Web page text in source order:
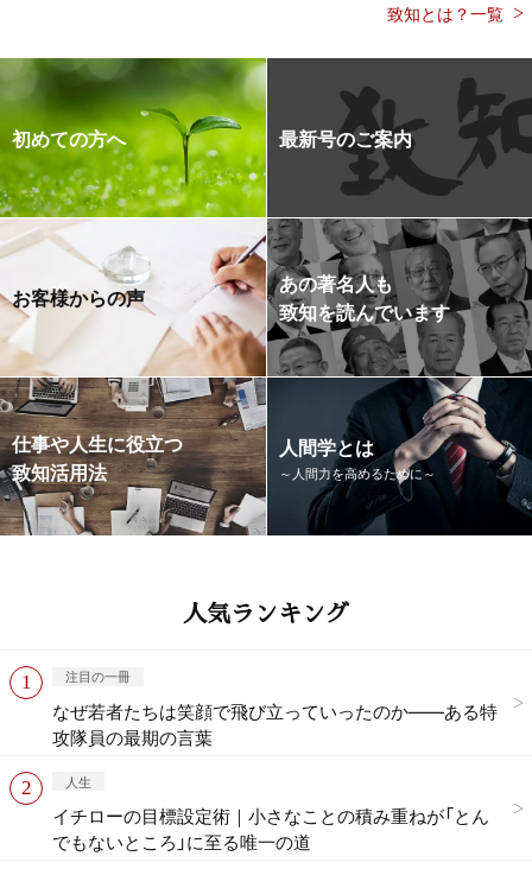
致知とは？一覧
初めての方へ 最新号のご案内
お客様からの声
あの著名人も
致知を読んでいます
仕事や人生に役立つ
致知活用法
人間学とは
～人間力を高めるために～
人気ランキング
注目の一冊
なぜ若者たちは笑顔で飛び立っていったのか——ある特
攻隊員の最期の言葉
人生
イチローの目標設定術｜小さなことの積み重ねが「とん
でもないところ」に至る唯一の道